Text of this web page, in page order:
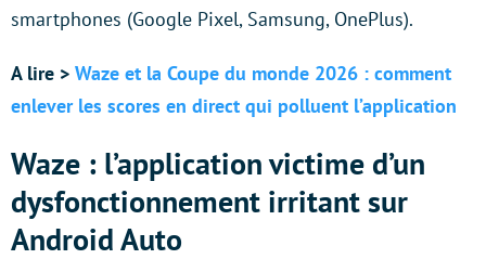
smartphones (Google Pixel, Samsung, OnePlus).
A lire > Waze et la Coupe du monde 2026 : comment
enlever les scores en direct qui polluent l’application
Waze : l’application victime d’un
dysfonctionnement irritant sur
Android Auto